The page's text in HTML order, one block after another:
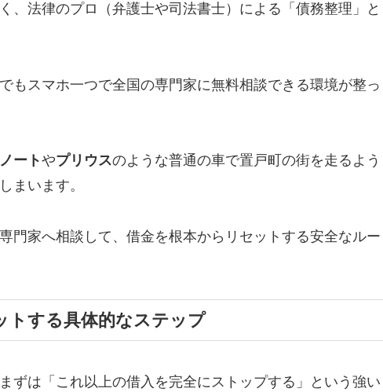
、法律のプロ（弁護士や司法書士）による「債務整理」と
もスマホ一つで全国の専門家に無料相談できる環境が整っ
ノートやプリウスのような普通の車で置戸町の街を走るよう
まいます。
門家へ相談して、借金を根本からリセットする安全なルー
トする具体的なステップ
ずは「これ以上の借入を完全にストップする」という強い